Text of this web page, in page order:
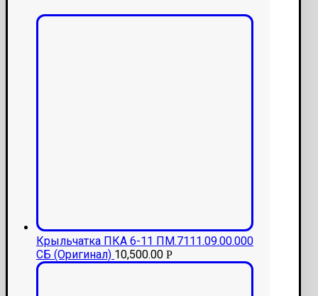
Крыльчатка ПКА 6-11 ПМ.7111.09.00.000
СБ (Оригинал) 10,500.00 Р